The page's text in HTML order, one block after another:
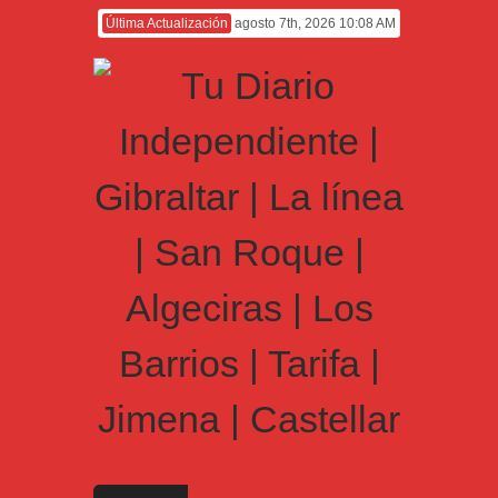
Última Actualización agosto 7th, 2026 10:08 AM